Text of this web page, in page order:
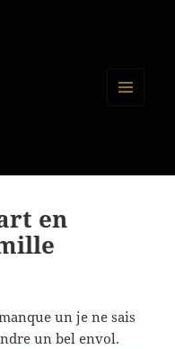
en
un je ne sais
un bel envol.